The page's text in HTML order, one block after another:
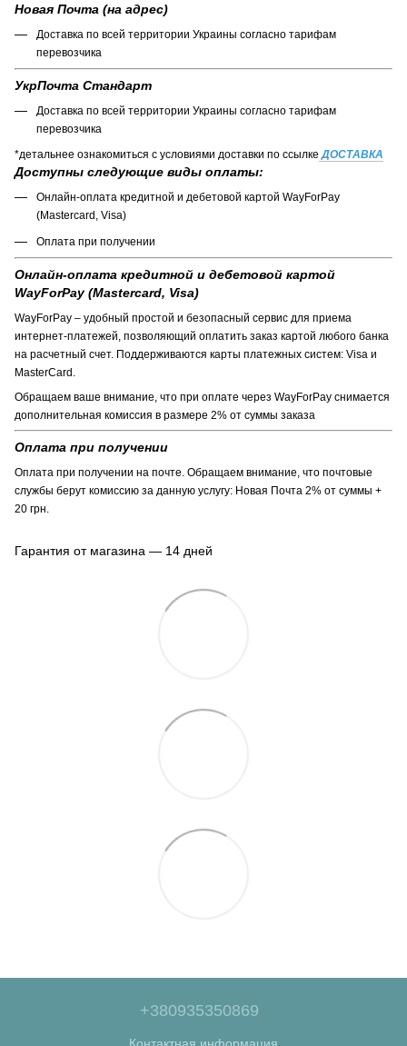
Новая Почта (на адрес)
Доставка по всей территории Украины согласно тарифам
перевозчика
УкрПочта Стандарт
Доставка по всей территории Украины согласно тарифам
перевозчика
*детальнее ознакомиться с условиями доставки по ссылке ДОСТАВКА
Доступны следующие виды оплаты:
Онлайн-оплата кредитной и дебетовой картой WayForPay
(Mastercard, Visa)
Оплата при получении
Онлайн-оплата кредитной и дебетовой картой
WayForPay (Mastercard, Visa)
WayForPay – удобный простой и безопасный сервис для приема
интернет-платежей, позволяющий оплатить заказ картой любого банка
на расчетный счет. Поддерживаются карты платежных систем: Visa и
MasterCard.
Обращаем ваше внимание, что при оплате через WayForPay снимается
дополнительная комиссия в размере 2% от суммы заказа
Оплата при получении
Оплата при получении на почте. Обращаем внимание, что почтовые
службы берут комиссию за данную услугу: Новая Почта 2% от суммы +
20 грн.
Гарантия от магазина — 14 дней
+380935350869